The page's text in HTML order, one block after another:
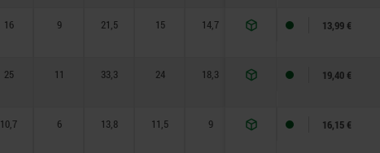
16 9 21,5 15 14,7 22,2 13,99 €
25 11 33,3 24 18,3 28,8 19,40 €
10,7 6 13,8 11,5 9 13,5 16,15 €